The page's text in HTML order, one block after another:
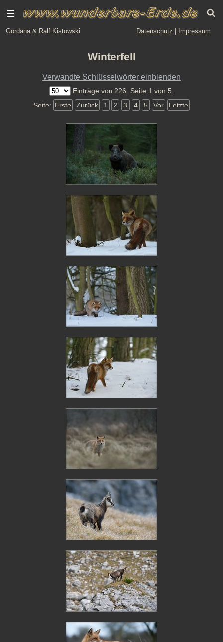
Gordana & Ralf Kistowski Datenschutz Impressum
Winterfell
Verwandte Schlüsselwörter einblenden
Einträge von 226. Seite 1 von 5.
Seite: Erste Zurück 1 2 3 4 5 Vor Letzte